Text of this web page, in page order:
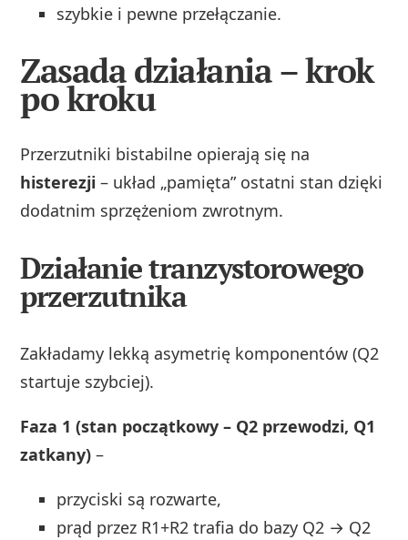
szybkie i pewne przełączanie.
Zasada działania – krok
po kroku
Przerzutniki bistabilne opierają się na
histerezji – układ „pamięta” ostatni stan dzięki
dodatnim sprzężeniom zwrotnym.
Działanie tranzystorowego
przerzutnika
Zakładamy lekką asymetrię komponentów (Q2
startuje szybciej).
Faza 1 (stan początkowy – Q2 przewodzi, Q1
zatkany) –
przyciski są rozwarte,
prąd przez R1+R2 trafia do bazy Q2 → Q2